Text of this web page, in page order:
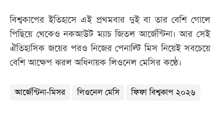
বিশ্বকাপের ইতিহাসে এই প্রথমবার দুই বা তার বেশি গোলে
পিছিয়ে থেকেও নকআউট ম্যাচ জিতল আর্জেন্টিনা। আর সেই
ঐতিহাসিক জয়ের পরও নিজের পেনাল্টি মিস নিয়েই সবচেয়ে
বেশি আক্ষেপ ঝরল অধিনায়ক লিওনেল মেসির কণ্ঠে।
আর্জেন্টিনা-মিসর লিওনেল মেসি ফিফা বিশ্বকাপ ২০২৬